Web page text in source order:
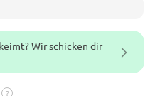
Wir schicken dir
?